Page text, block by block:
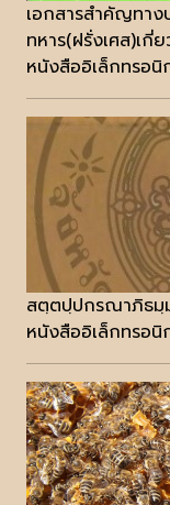
เอกสารสำคัญทาง
ทหาร(ฝรั่งเศส)เกี่
หนังสืออิเล็กทรอนิ
สตฺตปฺปกรณาภิธมฺ
หนังสืออิเล็กทรอนิ